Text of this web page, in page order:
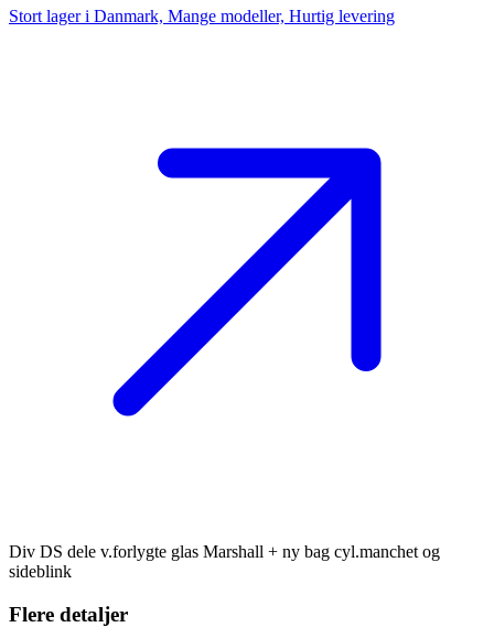
Stort lager i Danmark, Mange modeller, Hurtig levering
Div DS dele v.forlygte glas Marshall + ny bag cyl.manchet og
sideblink
Flere detaljer